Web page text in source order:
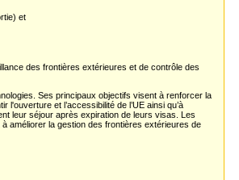
et
des frontières extérieures et de contrôle des
Ses principaux objectifs visent à renforcer la
et l’accessibilité de l’UE ainsi qu’à
leur séjour après expiration de leurs visas. Les
améliorer la gestion des frontières extérieures de